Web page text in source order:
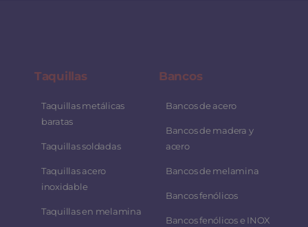
Taquillas
Taquillas metálicas
baratas
Taquillas soldadas
Taquillas acero
inoxidable
Taquillas en melamina
Bancos
Bancos de acero
Bancos de madera y
acero
Bancos de melamina
Bancos fenólicos
Bancos fenólicos e INOX